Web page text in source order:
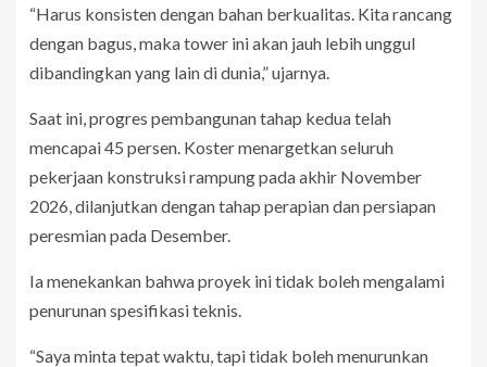
“Harus konsisten dengan bahan berkualitas. Kita rancang
dengan bagus, maka tower ini akan jauh lebih unggul
dibandingkan yang lain di dunia,” ujarnya.
Saat ini, progres pembangunan tahap kedua telah
mencapai 45 persen. Koster menargetkan seluruh
pekerjaan konstruksi rampung pada akhir November
2026, dilanjutkan dengan tahap perapian dan persiapan
peresmian pada Desember.
Ia menekankan bahwa proyek ini tidak boleh mengalami
penurunan spesifikasi teknis.
“Saya minta tepat waktu, tapi tidak boleh menurunkan